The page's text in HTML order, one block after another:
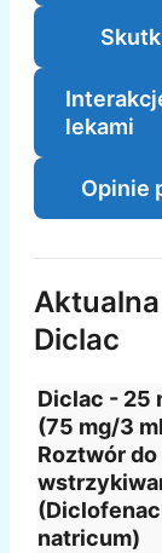
lekami
Opinie
Diclac
Diclac - 25
(75 mg/3
Roztwór do
natricum)